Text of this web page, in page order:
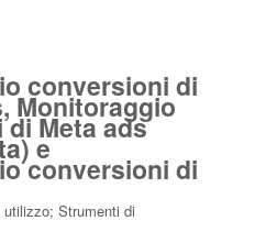
conversioni di
Monitoraggio
Meta ads
e
conversioni di
Strumenti di